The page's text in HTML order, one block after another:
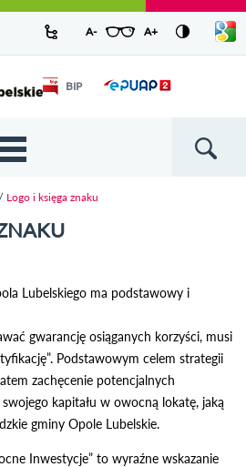
Lubelskim -
A-pomniejsz czcionkę
Zresetuj czcionkę
A+powiększ czcionkę
listę
Przejdź do strony startowej
BIPOdnośnik
{{
menu'
| t }}
Logo i księga znaku
Lubelskiego ma podstawowy i
gwarancję osiąganych korzyści, musi
Podstawowym celem strategii
zachęcenie potencjalnych
kapitału w owocną lokatę, jaką
gminy Opole Lubelskie.
Inwestycje” to wyraźne wskazanie